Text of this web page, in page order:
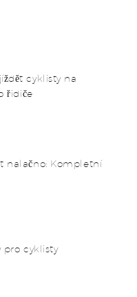
cyklisty na
řidiče
nalačno: Kompletní
pro cyklisty